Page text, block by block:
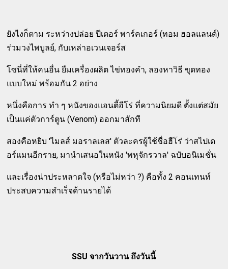
ยังไงก็ตาม ระหว่างปล่อย ปีเตอร์ พาร์คเกอร์ (ทอม ฮอลแลนด์)
ร่วมวงไพบูลย์, กับเหล่าอเวนเจอร์ส
โซนี่ที่ให้คนอื่น ยืมเครื่องผลิต ไข่ทองคำ, ลองหาวิธี ขุดทอง
แบบใหม่ พร้อมกัน 2 อย่าง
หนึ่งคือการ ทำ ๆ หนังของแอนตี้ฮีโร่ ที่ความนิยมดี ตั้งแต่สมัย
เป็นแค่ตัวการ์ตูน (Venom) ออกมาสักที
สองคือหยิบ 'ไมลส์ มอราลเลส' ตัวละครผู้ใช้ชื่อฮีโร่ ว่าสไปเด
อร์แมนอีกราย, มานำเสนอในหนัง 'พหุจักรวาล' ฉบับอนิเมชั่น
และเรื่องน่าประหลาดใจ (หรือไม่หว่า ?) คือทั้ง 2 คอนเทนท์
ประสบความสำเร็จด้านรายได้
SSU จากวันวาน ถึงวันนี้